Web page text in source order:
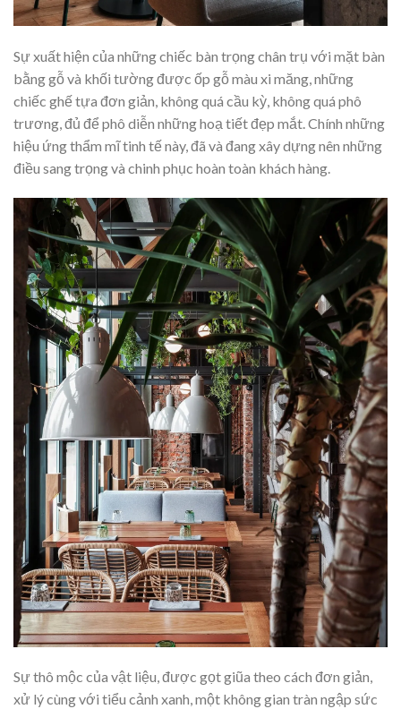
Sự xuất hiện của những chiếc bàn trọng chân trụ với mặt bàn
bằng gỗ và khối tường được ốp gỗ màu xi măng, những
chiếc ghế tựa đơn giản, không quá cầu kỳ, không quá phô
trương, đủ để phô diễn những hoạ tiết đẹp mắt. Chính những
hiệu ứng thẩm mĩ tinh tế này, đã và đang xây dựng nên những
điều sang trọng và chinh phục hoàn toàn khách hàng.
Sự thô mộc của vật liệu, được gọt giũa theo cách đơn giản,
xử lý cùng với tiểu cảnh xanh, một không gian tràn ngập sức